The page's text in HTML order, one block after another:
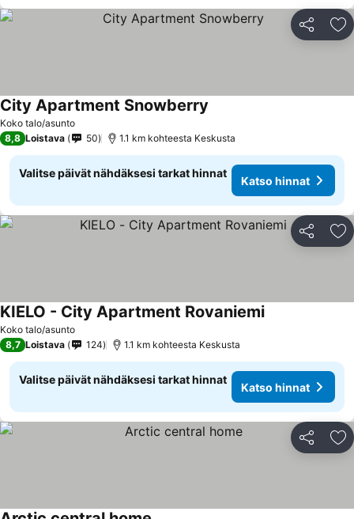
Jaa
Koko talo/asunto
City Apartment Snowberry
8,8 Loistava 50 1.1 km kohteesta Keskusta
Valitse päivät nähdäksesi tarkat hinnat
Katso hinnat
Jaa
Koko talo/asunto
KIELO - City Apartment Rovaniemi
8,7 Loistava 124 1.1 km kohteesta Keskusta
Valitse päivät nähdäksesi tarkat hinnat
Katso hinnat
Jaa